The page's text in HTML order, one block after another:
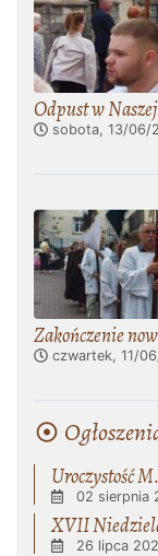
Odpust w
sobota, 13/06/
Zakończenie
czwartek, 11/
Uroczystość
02 sierpnia
XVII
26 lipca